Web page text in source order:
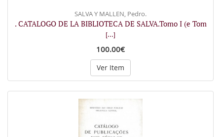
SALVA Y MALLEN, Pedro.
. CATALOGO DE LA BIBLIOTECA DE SALVA.Tomo I (e Tom
[...]
100.00€
Ver Item